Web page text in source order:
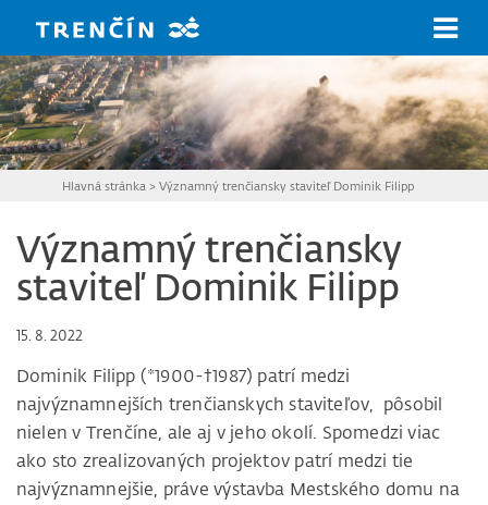
Hlavná stránka > Významný trenčiansky staviteľ Dominik Filipp
Významný trenčiansky
staviteľ Dominik Filipp
15. 8. 2022
Dominik Filipp (*1900-†1987) patrí medzi
najvýznamnejších trenčianskych staviteľov, pôsobil
nielen v Trenčíne, ale aj v jeho okolí. Spomedzi viac
ako sto zrealizovaných projektov patrí medzi tie
najvýznamnejšie, práve výstavba Mestského domu na